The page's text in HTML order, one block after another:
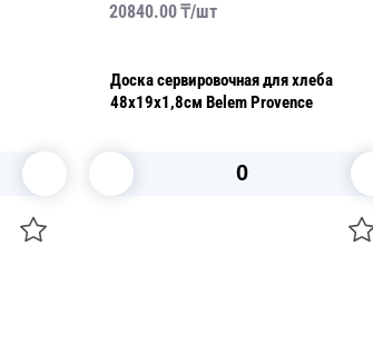
20840.00₸/шт
Доска сервировочная для хлеба
48х19х1,8см Belem Provence